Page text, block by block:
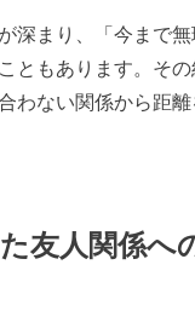
深まり、「今まで
ともあります。そ
わない関係から距
友人関係へ